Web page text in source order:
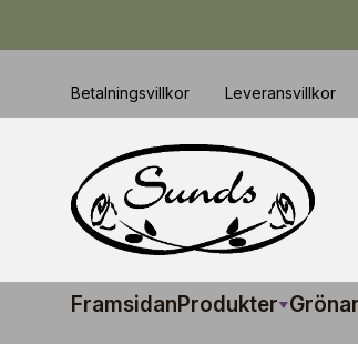
Betalningsvillkor Leveransvillkor
FramsidanProdukter